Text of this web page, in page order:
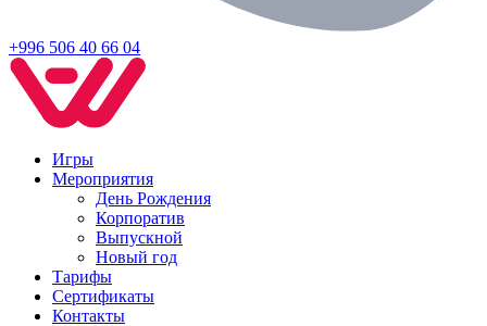
+996 506 40 66 04
Игры
Мероприятия
День Рождения
Корпоратив
Выпускной
Новый год
Тарифы
Сертификаты
Контакты